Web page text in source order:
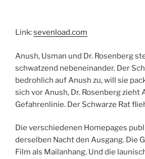
Link:sevenload.com
Anush, Usman und Dr. Rosenberg
schwatzend nebeneinander. Der
bedrohlich auf Anush zu, will sie
sich vor Anush, Dr. Rosenberg zieht
Gefahrenlinie. Der Schwarze Rat
Die verschiedenen Homepages
derselben Nacht den Ausgang. Die
Film als Mailanhang. Und die